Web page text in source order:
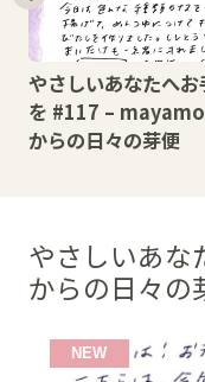
やさしいあなたへお
を #117 –
からの日々の芽便
やさしいあな
からの日々の